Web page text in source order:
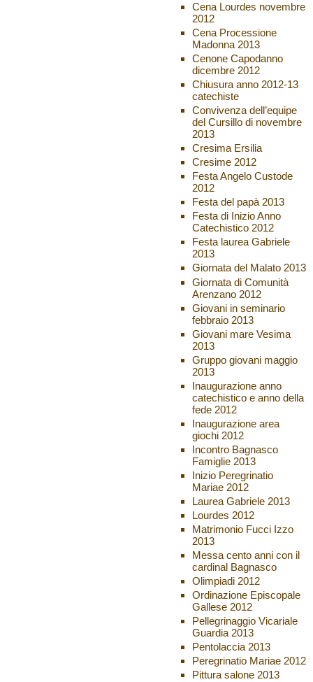
Cena Lourdes novembre
2012
Cena Processione
Madonna 2013
Cenone Capodanno
dicembre 2012
Chiusura anno 2012-13
catechiste
Convivenza dell’equipe
del Cursillo di novembre
2013
Cresima Ersilia
Cresime 2012
Festa Angelo Custode
2012
Festa del papà 2013
Festa di Inizio Anno
Catechistico 2012
Festa laurea Gabriele
2013
Giornata del Malato 2013
Giornata di Comunità
Arenzano 2012
Giovani in seminario
febbraio 2013
Giovani mare Vesima
2013
Gruppo giovani maggio
2013
Inaugurazione anno
catechistico e anno della
fede 2012
Inaugurazione area
giochi 2012
Incontro Bagnasco
Famiglie 2013
Inizio Peregrinatio
Mariae 2012
Laurea Gabriele 2013
Lourdes 2012
Matrimonio Fucci Izzo
2013
Messa cento anni con il
cardinal Bagnasco
Olimpiadi 2012
Ordinazione Episcopale
Gallese 2012
Pellegrinaggio Vicariale
Guardia 2013
Pentolaccia 2013
Peregrinatio Mariae 2012
Pittura salone 2013